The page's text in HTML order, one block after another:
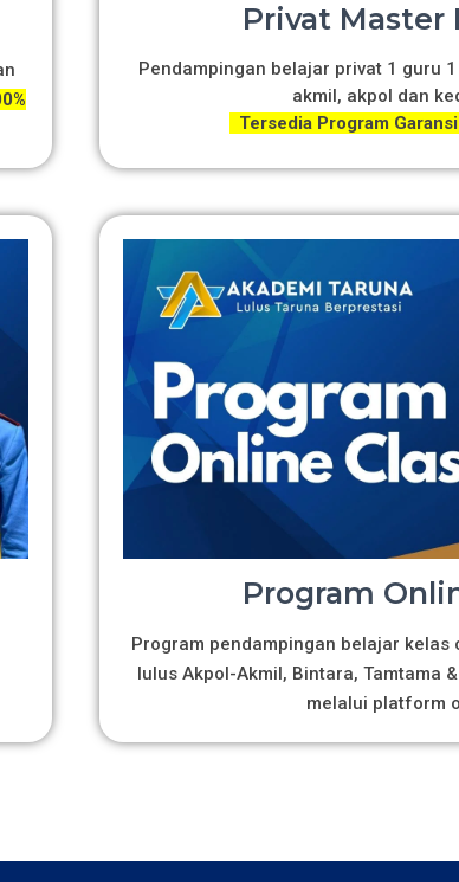
Privat Master
Pendampingan belajar privat 1 guru
akmil, akpol dan
Tersedia Program
Program
Program pendampingan belajar
lulus Akpol-Akmil, Bintara, Tamtama
melalui platform